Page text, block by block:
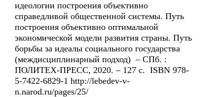
идеологии построения объективно
справедливой общественной системы. Путь
построения объективно оптимальной
экономической модели развития страны. Путь
борьбы за идеалы социального государства
(междисциплинарный подход) – СПб. :
ПОЛИТЕХ-ПРЕСС, 2020. – 127 с. ISBN 978-
5-7422-6829-1 http://lebedev-v-
n.narod.ru/pages/25/